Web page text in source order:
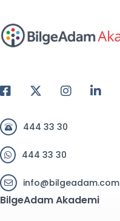
444 33 30
444 33 30
info@bilgeadam.com
BilgeAdam Akademi